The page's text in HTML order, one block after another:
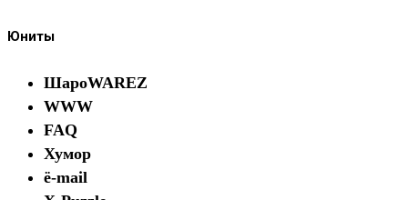
Юниты
ШароWAREZ
WWW
FAQ
Хумор
ё-mail